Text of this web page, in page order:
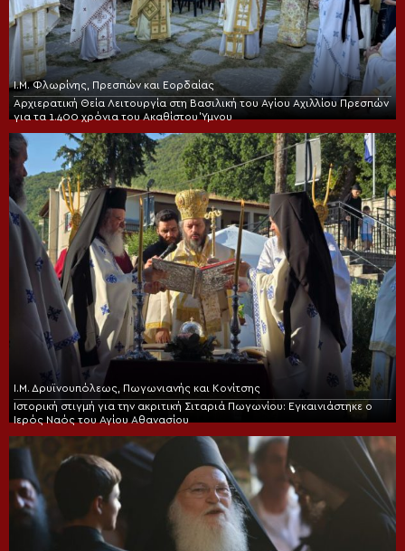
Ι.Μ. Φλωρίνης, Πρεσπών και Εορδαίας
Αρχιερατική Θεία Λειτουργία στη Βασιλική του Αγίου Αχιλλίου Πρεσπών
για τα 1.400 χρόνια του Ακαθίστου Ύμνου
Ι.Μ. Δρυϊνουπόλεως, Πωγωνιανής και Κονίτσης
Ιστορική στιγμή για την ακριτική Σιταριά Πωγωνίου: Εγκαινιάστηκε ο
Ιερός Ναός του Αγίου Αθανασίου